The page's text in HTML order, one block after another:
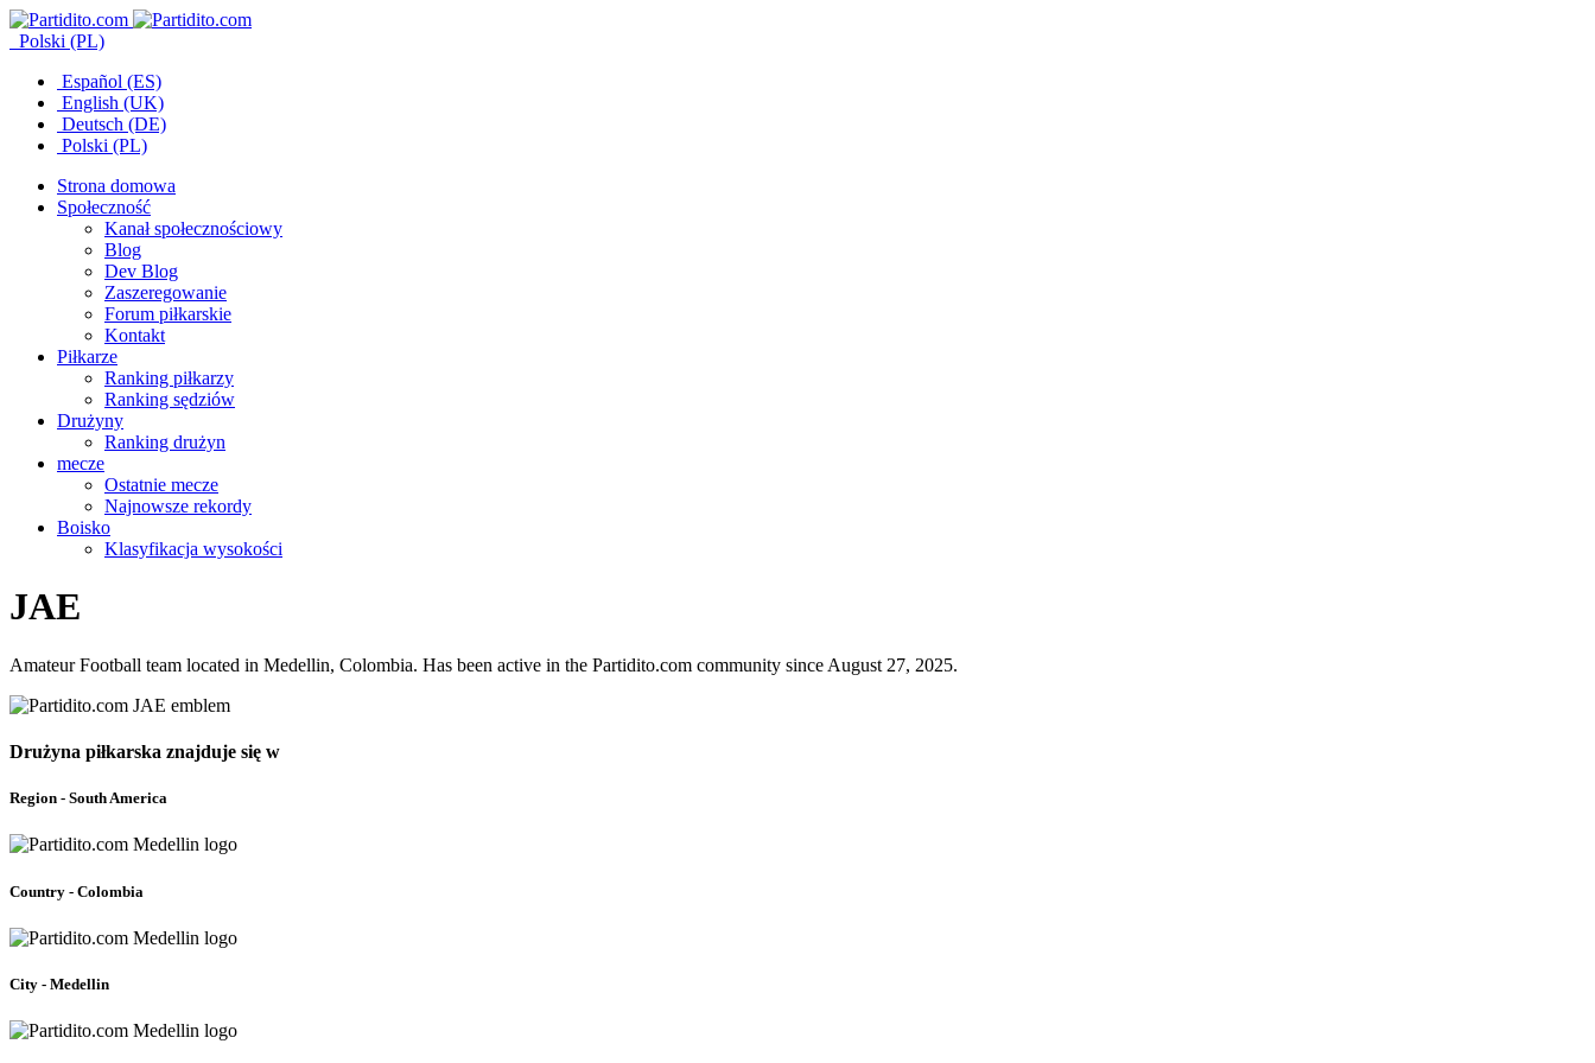
Polski (PL)
Español (ES)
English (UK)
Deutsch (DE)
Polski (PL)
Strona domowa
Społeczność
Kanał społecznościowy
Blog
Dev Blog
Zaszeregowanie
Forum piłkarskie
Kontakt
Piłkarze
Ranking piłkarzy
Ranking sędziów
Drużyny
Ranking drużyn
mecze
Ostatnie mecze
Najnowsze rekordy
Boisko
Klasyfikacja wysokości
JAE
Amateur Football team located in Medellin, Colombia. Has been active in the Partidito.com community since August 27, 2025.
Drużyna piłkarska znajduje się w
Region - South America
Country - Colombia
City - Medellin